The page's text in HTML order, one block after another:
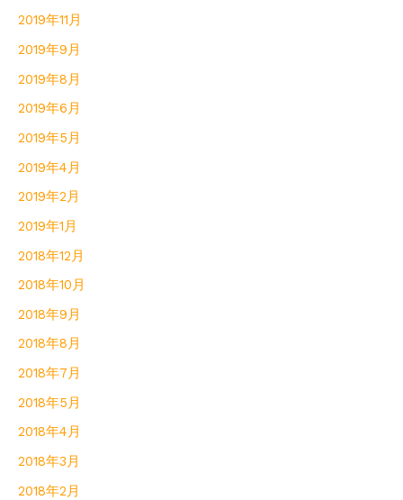
2019年11月
2019年9月
2019年8月
2019年6月
2019年5月
2019年4月
2019年2月
2019年1月
2018年12月
2018年10月
2018年9月
2018年8月
2018年7月
2018年5月
2018年4月
2018年3月
2018年2月